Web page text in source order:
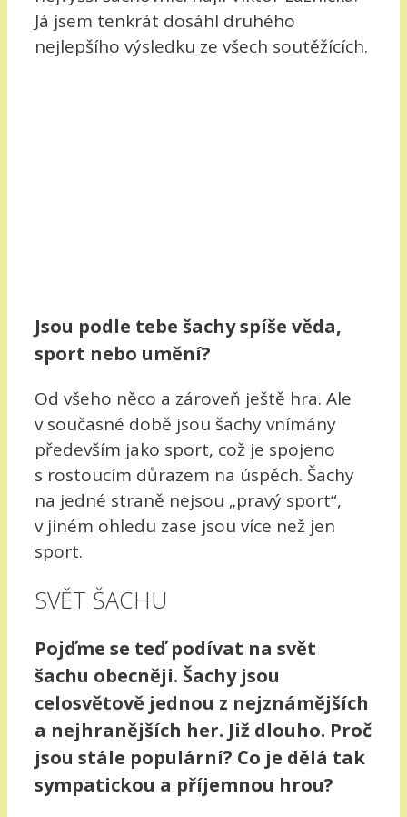
Já jsem tenkrát dosáhl druhého
nejlepšího výsledku ze všech soutěžících.
Jsou podle tebe šachy spíše věda,
sport nebo umění?
Od všeho něco a zároveň ještě hra. Ale
v současné době jsou šachy vnímány
především jako sport, což je spojeno
s rostoucím důrazem na úspěch. Šachy
na jedné straně nejsou „pravý sport“,
v jiném ohledu zase jsou více než jen
sport.
SVĚT ŠACHU
Pojďme se teď podívat na svět
šachu obecněji. Šachy jsou
celosvětově jednou z nejznámějších
a nejhranějších her. Již dlouho. Proč
jsou stále populární? Co je dělá tak
sympatickou a příjemnou hrou?